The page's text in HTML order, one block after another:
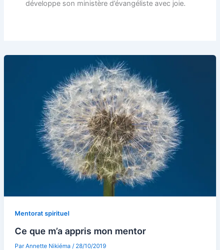
développe son ministère d’évangéliste avec joie.
Mentorat spirituel
Ce que m’a appris mon mentor
Par Annette Nikiéma / 28/10/2019